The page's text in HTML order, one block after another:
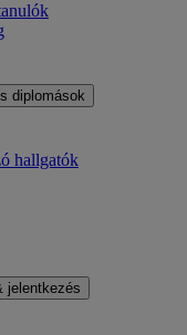
diplomások
hallgatók
jelentkezés